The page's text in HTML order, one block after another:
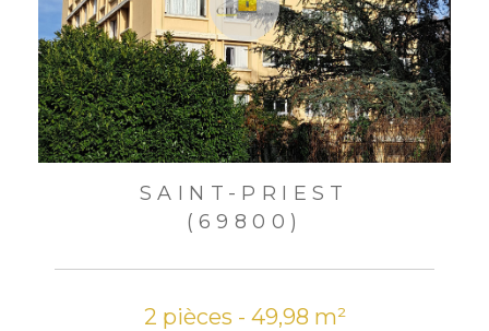
SAINT-PRIEST
(69800)
2 pièces - 49,98 m²